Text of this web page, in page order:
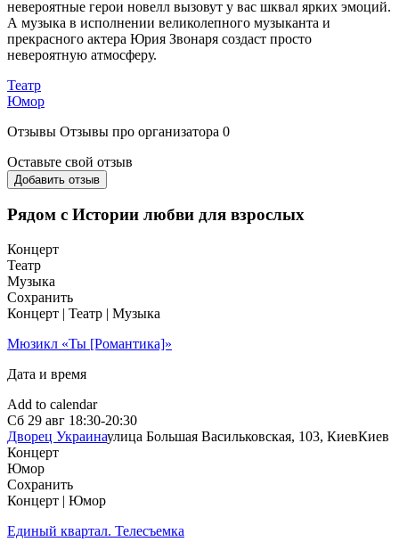
невероятные герои новелл вызовут у вас шквал ярких эмоций.
А музыка в исполнении великолепного музыканта и
прекрасного актера Юрия Звонаря создаст просто
невероятную атмосферу.
Театр
Юмор
Отзывы Отзывы про организатора 0
Оставьте свой отзыв
Добавить отзыв
Рядом с Истории любви для взрослых
Концерт
Театр
Музыка
Сохранить
Концерт | Театр | Музыка
Мюзикл «Ты [Романтика]»
Дата и время
Add to calendar
Сб 29 авг 18:30-20:30
Дворец Украинаулица Большая Васильковская, 103, КиевКиев
Концерт
Юмор
Сохранить
Концерт | Юмор
Единый квартал. Телесъемка